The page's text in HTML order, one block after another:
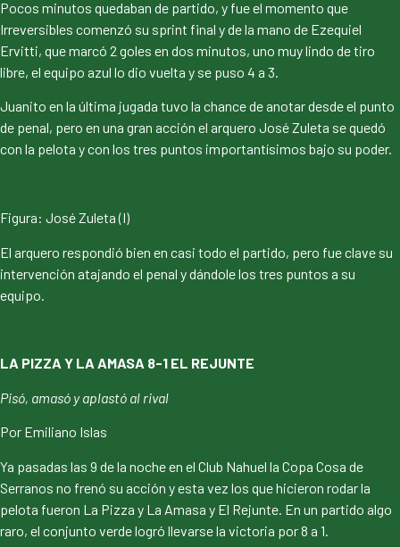
Pocos minutos quedaban de partido, y fue el momento que
Irreversibles comenzó su sprint final y de la mano de Ezequiel
Ervitti, que marcó 2 goles en dos minutos, uno muy lindo de tiro
libre, el equipo azul lo dio vuelta y se puso 4 a 3.
Juanito en la última jugada tuvo la chance de anotar desde el punto
de penal, pero en una gran acción el arquero José Zuleta se quedó
con la pelota y con los tres puntos importantísimos bajo su poder.
Figura: José Zuleta (I)
El arquero respondió bien en casi todo el partido, pero fue clave su
intervención atajando el penal y dándole los tres puntos a su
equipo.
LA PIZZA Y LA AMASA 8-1 EL REJUNTE
Pisó, amasó y aplastó al rival
Por Emiliano Islas
Ya pasadas las 9 de la noche en el Club Nahuel la Copa Cosa de
Serranos no frenó su acción y esta vez los que hicieron rodar la
pelota fueron La Pizza y La Amasa y El Rejunte. En un partido algo
raro, el conjunto verde logró llevarse la victoria por 8 a 1.